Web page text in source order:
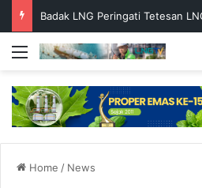
Menu
Home / News